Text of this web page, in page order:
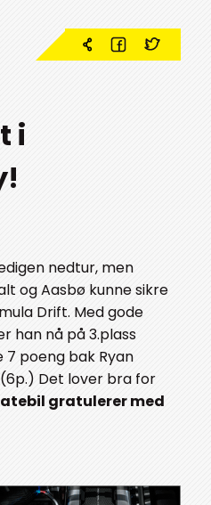
i
nedtur, men
og Aasbø kunne sikre
Drift. Med gode
han nå på 3.plass
poeng bak Ryan
Det lover bra for
gratulerer med